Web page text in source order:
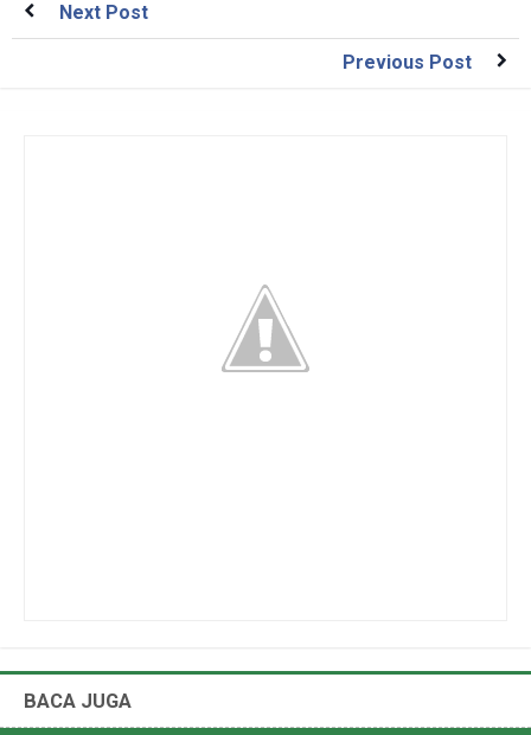
Next Post
Previous Post
BACA JUGA